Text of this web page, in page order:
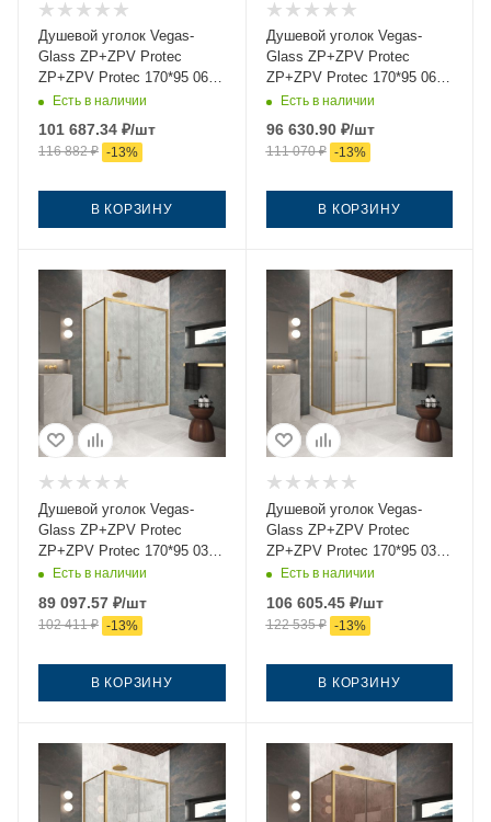
Душевой уголок Vegas-
Glass ZP+ZPV Protec
ZP+ZPV Protec 170*95 06
10 170х95 стекло матовое
профиль вороненая сталь
без поддона
Есть в наличии
101 687.34 ₽/шт
116 882₽ -13%
В КОРЗИНУ
Душевой уголок Vegas-
Glass ZP+ZPV Protec
ZP+ZPV Protec 170*95 06
01 170х95 стекло
прозрачное профиль
вороненая сталь без
поддона
Есть в наличии
96 630.90₽/шт
111 070₽ -13%
В КОРЗИНУ
Душевой уголок Vegas-
Glass ZP+ZPV Protec
ZP+ZPV Protec 170*95 03
02 170х95 стекло рифленое
поддона
Есть в наличии
89 097.57 ₽/шт
102 411₽ -13%
В КОРЗИНУ
Душевой уголок Vegas-
Glass ZP+ZPV Protec
ZP+ZPV Protec 170*95 03
Moru 170х95 стекло
без поддона
Есть в наличии
106 605.45₽/шт
122 535₽ -13%
В КОРЗИНУ